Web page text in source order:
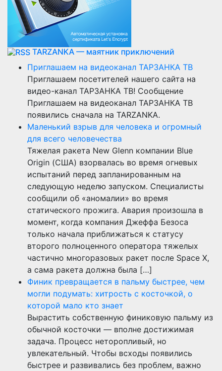
TARZANKA — маятник приключений
Приглашаем на видеоканал ТАРЗАНКА ТВ
Приглашаем посетителей нашего сайта на
видео-канал ТАРЗАНКА ТВ! Сообщение
Приглашаем на видеоканал ТАРЗАНКА ТВ
появились сначала на TARZANKA.
Маленький взрыв для человека и огромный
для всего человечества
Тяжелая ракета New Glenn компании Blue
Origin (США) взорвалась во время огневых
испытаний перед запланированным на
следующую неделю запуском. Специалисты
сообщили об «аномалии» во время
статического прожига. Авария произошла в
момент, когда компания Джеффа Безоса
только начала приближаться к статусу
второго полноценного оператора тяжелых
частично многоразовых ракет после Space X,
а сама ракета должна была […]
Финик превращается в пальму быстрее, чем
могли подумать: хитрость с косточкой, о
которой мало кто знает
Вырастить собственную финиковую пальму из
обычной косточки — вполне достижимая
задача. Процесс неторопливый, но
увлекательный. Чтобы всходы появились
быстрее и развивались без проблем, важно